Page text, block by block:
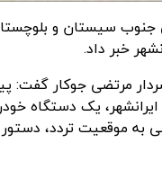
خبر داد.
مرتضی جوکار گفت:
یک دستگاه
به موقعیت تردد،